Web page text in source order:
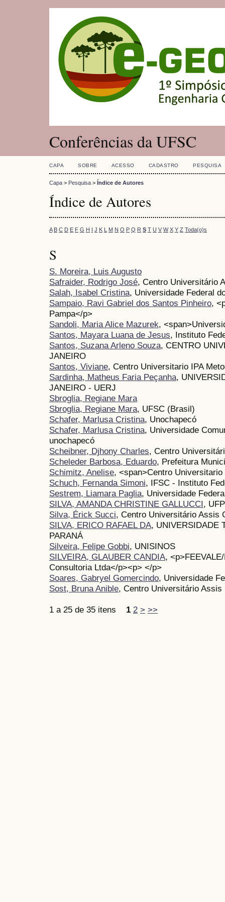
Conferências da UFSC
CAPA SOBRE ACESSO CADASTRO PESQUISA
Capa > Pesquisa > Índice de Autores
Índice de Autores
A B C D E F G H I J K L M N O P Q R S T U V W X Y Z Toda(o)s
S
S. Moreira, Luis Augusto
Safraider, Rodrigo José, Centro Universitário
Salah, Isabel Cristina, Universidade Federal
Sampaio, Ravi Gabriel dos Santos Pinheiro,
Pampa</p>
Sandoli, Maria Alice Mazurek,
Santos, Mayara Luana de Jesus, Instituto
Santos, Suzana Arleno Souza, CENTRO
JANEIRO
Santos, Viviane, Centro Universitario IPA
Sardinha, Matheus Faria Peçanha,
JANEIRO - UERJ
Sbroglia, Regiane Mara
Sbroglia, Regiane Mara, UFSC (Brasil)
Schafer, Marlusa Cristina, Unochapecó
Schafer, Marlusa Cristina, Universidade
unochapecó
Scheibner, Djhony Charles, Centro
Scheleder Barbosa, Eduardo, Prefeitura
Schimitz, Anelise, <span>Centro
Schuch, Fernanda Simoni, IFSC - Instituto
Sestrem, Liamara Paglia, Universidade
SILVA, AMANDA CHRISTINE GALLUCCI,
Silva, Érick Succi, Centro Universitário Assis
SILVA, ERICO RAFAEL DA, UNIVERSIDADE
PARANÁ
Silveira, Felipe Gobbi, UNISINOS
SILVEIRA, GLAUBER CANDIA,
Consultoria Ltda</p><p> </p>
Soares, Gabryel Gomercindo, Universidade
Sost, Bruna Anible, Centro Universitário Assis
1 a 25 de 35 itens 1 2 > >>